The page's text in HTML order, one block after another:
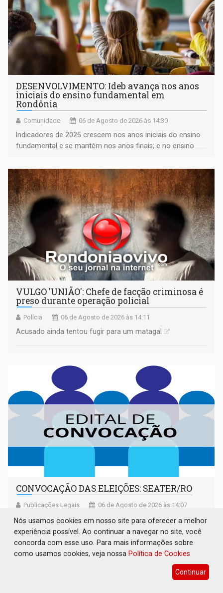
DESENVOLVIMENTO: Ideb avança nos anos
iniciais do ensino fundamental em
Rondônia
Comunidade 06 de Agosto de 2026 às 14:30
Indicadores de 2025 crescem nos anos iniciais do ensino
fundamental e se mantêm nos anos finais; e no ensino
VULGO 'UNIÃO': Chefe de facção criminosa é
preso durante operação policial
Polícia 06 de Agosto de 2026 às 14:11
Acusado ainda tentou fugir para um matagal
CONVOCAÇÃO DAS ELEIÇÕES: SEATER/RO
Publicações Legais 06 de Agosto de 2026 às 14:07
Nós usamos cookies em nosso site para oferecer a melhor
experiência possível. Ao continuar a navegar no site, você
concorda com esse uso. Para mais informações sobre
como usamos cookies, veja nossa Política de Cookies
Continuar